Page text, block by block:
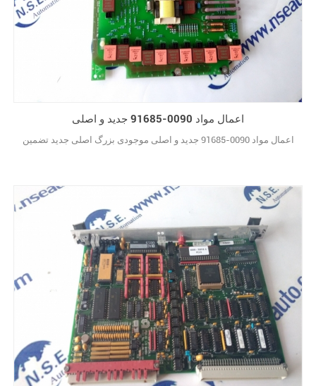
اعمال مواد 0090-91685 جدید و اصلی
اعمال مواد 0090-91685 جدید و اصلی موجودی بزرگ اصلی جدید تضمین